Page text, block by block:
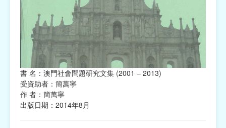
書 名：澳門社會問題研究文集 (2001 – 2013)
受資助者：簡萬寧
作 者：簡萬寧
出版日期：2014年8月